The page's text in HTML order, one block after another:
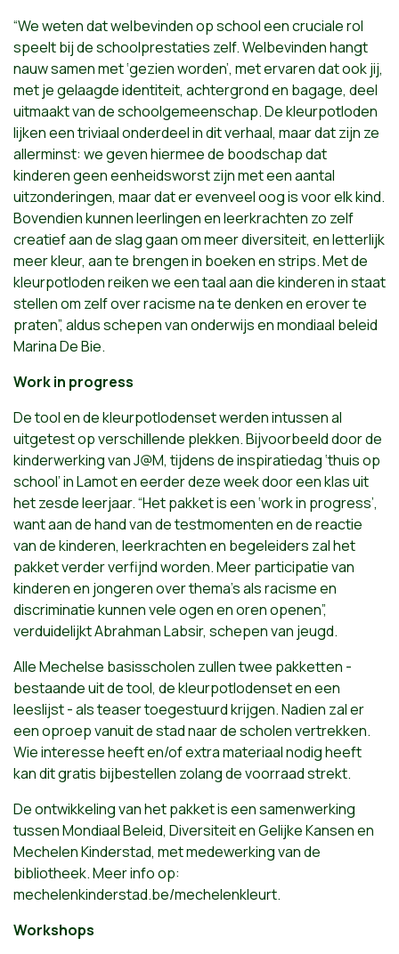
“We weten dat welbevinden op school een cruciale rol
speelt bij de schoolprestaties zelf. Welbevinden hangt
nauw samen met ‘gezien worden’, met ervaren dat ook jij,
met je gelaagde identiteit, achtergrond en bagage, deel
uitmaakt van de schoolgemeenschap. De kleurpotloden
lijken een triviaal onderdeel in dit verhaal, maar dat zijn ze
allerminst: we geven hiermee de boodschap dat
kinderen geen eenheidsworst zijn met een aantal
uitzonderingen, maar dat er evenveel oog is voor elk kind.
Bovendien kunnen leerlingen en leerkrachten zo zelf
creatief aan de slag gaan om meer diversiteit, en letterlijk
meer kleur, aan te brengen in boeken en strips. Met de
kleurpotloden reiken we een taal aan die kinderen in staat
stellen om zelf over racisme na te denken en erover te
praten”, aldus schepen van onderwijs en mondiaal beleid
Marina De Bie.
Work in progress
De tool en de kleurpotlodenset werden intussen al
uitgetest op verschillende plekken. Bijvoorbeeld door de
kinderwerking van J@M, tijdens de inspiratiedag ‘thuis op
school’ in Lamot en eerder deze week door een klas uit
het zesde leerjaar. “Het pakket is een ‘work in progress’,
want aan de hand van de testmomenten en de reactie
van de kinderen, leerkrachten en begeleiders zal het
pakket verder verfijnd worden. Meer participatie van
kinderen en jongeren over thema’s als racisme en
discriminatie kunnen vele ogen en oren openen”,
verduidelijkt Abrahman Labsir, schepen van jeugd.
Alle Mechelse basisscholen zullen twee pakketten -
bestaande uit de tool, de kleurpotlodenset en een
leeslijst - als teaser toegestuurd krijgen. Nadien zal er
een oproep vanuit de stad naar de scholen vertrekken.
Wie interesse heeft en/of extra materiaal nodig heeft
kan dit gratis bijbestellen zolang de voorraad strekt.
De ontwikkeling van het pakket is een samenwerking
tussen Mondiaal Beleid, Diversiteit en Gelijke Kansen en
Mechelen Kinderstad, met medewerking van de
bibliotheek. Meer info op:
mechelenkinderstad.be/mechelenkleurt.
Workshops